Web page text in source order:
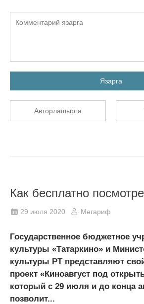
Язарга
Авторлашырга
Как бесплатно
29 июля 2020 Мәгариф
Государственное бюджетное
культуры «Татаркино» и
культуры РТ представляют
проект «Киноавгуст под
который с 29 июля и до конца
позволит...